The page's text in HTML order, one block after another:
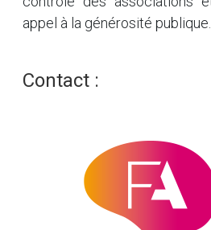
appel à la générosité publique.
Contact :